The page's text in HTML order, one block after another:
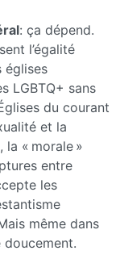
: ça dépend.
l’égalité
églises
LGBTQ+ sans
du courant
et la
« morale »
entre
les
même dans
doucement.